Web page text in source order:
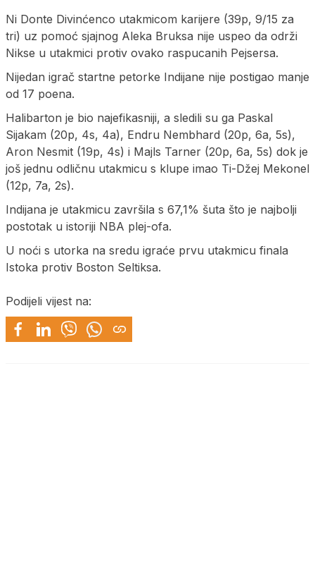
Ni Donte Divinćenco utakmicom karijere (39p, 9/15 za
tri) uz pomoć sjajnog Aleka Bruksa nije uspeo da održi
Nikse u utakmici protiv ovako raspucanih Pejsersa.
Nijedan igrač startne petorke Indijane nije postigao manje
od 17 poena.
Halibarton je bio najefikasniji, a sledili su ga Paskal
Sijakam (20p, 4s, 4a), Endru Nembhard (20p, 6a, 5s),
Aron Nesmit (19p, 4s) i Majls Tarner (20p, 6a, 5s) dok je
još jednu odličnu utakmicu s klupe imao Ti-Džej Mekonel
(12p, 7a, 2s).
Indijana je utakmicu završila s 67,1% šuta što je najbolji
postotak u istoriji NBA plej-ofa.
U noći s utorka na sredu igraće prvu utakmicu finala
Istoka protiv Boston Seltiksa.
Podijeli vijest na: